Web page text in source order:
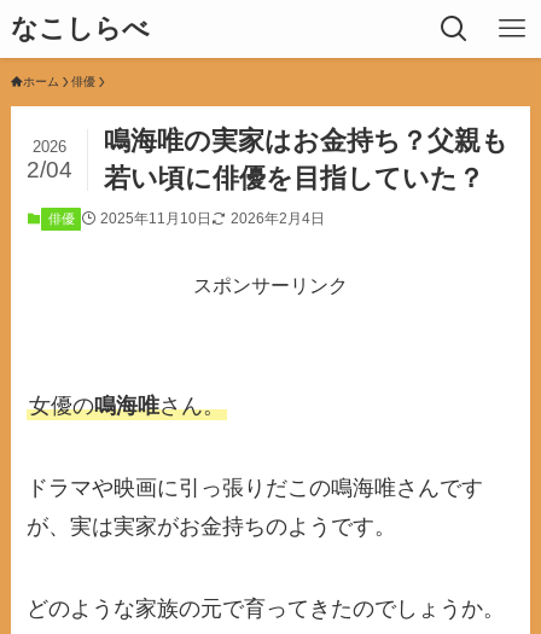
なこしらべ
ホーム 俳優
鳴海唯の実家はお金持ち？父親も
若い頃に俳優を目指していた？
2026
2/04
俳優 2025年11月10日 2026年2月4日
スポンサーリンク
女優の鳴海唯さん。
ドラマや映画に引っ張りだこの鳴海唯さんです
が、実は実家がお金持ちのようです。
どのような家族の元で育ってきたのでしょうか。